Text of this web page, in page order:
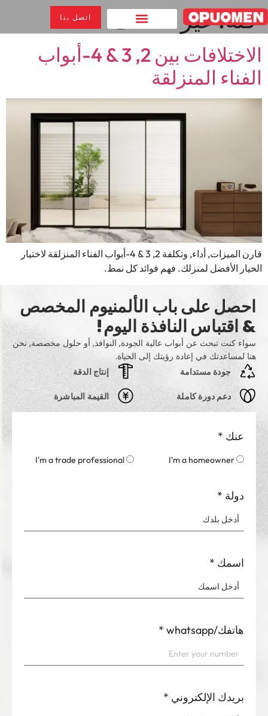
اتصل بنا فئة:غير مصنف
الاختلافات بين 2, 3 & 4-أبواب
الفناء المنزلقة
قارن الميزات, أداء, وتكلفة 2, 3 & 4-أبواب الفناء المنزلقة لاختيار
الخيار الأفضل لمنزلك. فهم فوائد كل نمط.
احصل على باب الألمنيوم المخصص
& اقتباس النافذة اليوم!
سواء كنت تبحث عن أبواب عالية الجودة, النوافذ, أو حلول مخصصة, نحن
هنا لمساعدتك في إعادة رؤيتك إلى الحياة.
جودة مستدامة
دعم دورة كاملة
إنتاج الدقة
القيمة المباشرة
عنك *
I'm a homeowner
I'm a trade professional
دولة *
اسمك *
هاتفك/whatsapp *
بريدك الإلكتروني *